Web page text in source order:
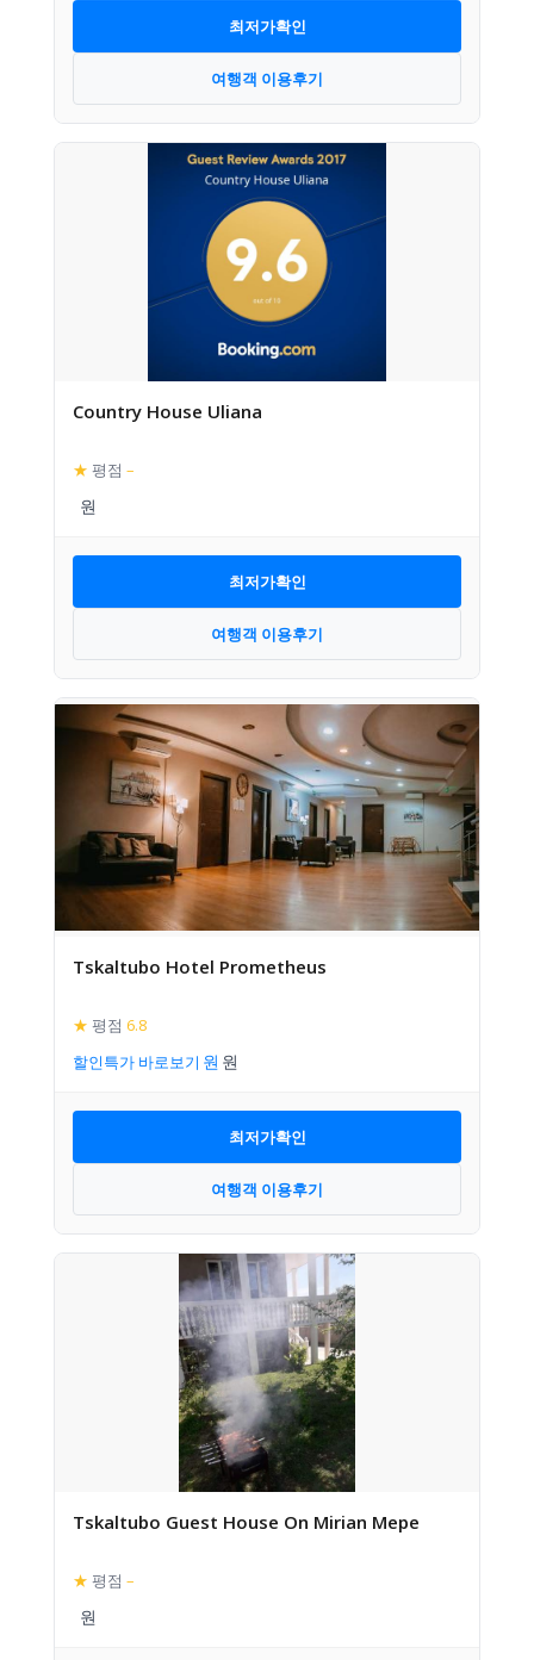
최저가확인
여행객 이용후기
Country House Uliana
★ 평점 –
최저가확인
여행객 이용후기
Tskaltubo Hotel Prometheus
★ 평점 6.8
할인특가 바로보기
최저가확인
여행객 이용후기
Tskaltubo Guest House On Mirian Mepe
★ 평점 –